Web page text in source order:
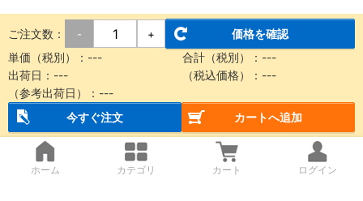
ご注文数： - +
価格を確認
単価（税別）： --- 合計（税別）： ---
出荷日： --- （税込価格）： ---
（参考出荷日）： ---
今すぐ注文
カートへ追加
ホーム カテゴリ カート ログイン